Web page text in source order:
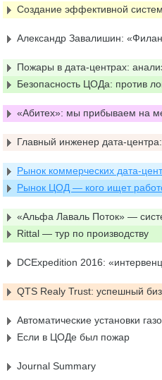
Создание эффективной
Александр Завалишин:
Пожары в дата-центрах:
Безопасность ЦОДа: против
«Абитех»: мы прибываем на
Главный инженер дата-
Рынок коммерческих дата-
Рынок ЦОД — кого ищет
«Альфа Лаваль Поток» —
Rittal — тур по производству
DCExpedition 2016:
QTS Realy Trust: успешный
Автоматические установки
Если в ЦОДе был пожар
Journal Summary